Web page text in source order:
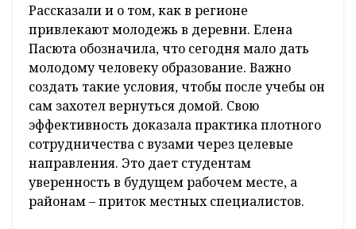
Рассказали и о том, как в регионе
привлекают молодежь в деревни. Елена
Пасюта обозначила, что сегодня мало дать
молодому человеку образование. Важно
создать такие условия, чтобы после учебы он
сам захотел вернуться домой. Свою
эффективность доказала практика плотного
сотрудничества с вузами через целевые
направления. Это дает студентам
уверенность в будущем рабочем месте, а
районам – приток местных специалистов.